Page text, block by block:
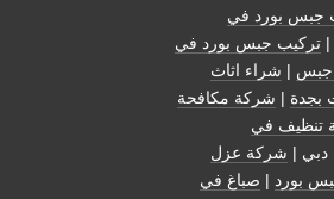
جبس بورد في
|تركيب جبس بورد في
جبس | شراء اثاث
بجدة | شركة مكافحة
تنظيف في
| شركة عزل
بورد | صباغ في